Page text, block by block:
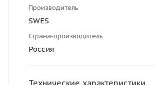
Производитель
SWES
Страна-производитель
Россия
Технические характеристики